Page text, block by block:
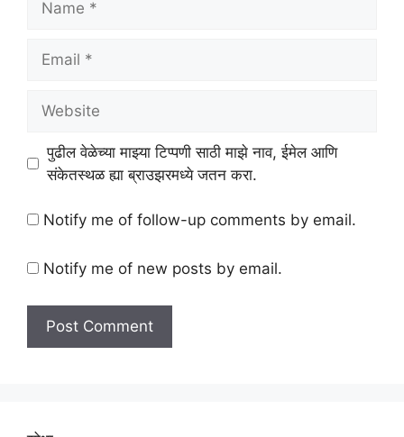
पुढील वेळेच्या माझ्या टिप्पणी साठी माझे नाव, ईमेल आणि
संकेतस्थळ ह्या ब्राउझरमध्ये जतन करा.
Notify me of follow-up comments by email.
Notify me of new posts by email.